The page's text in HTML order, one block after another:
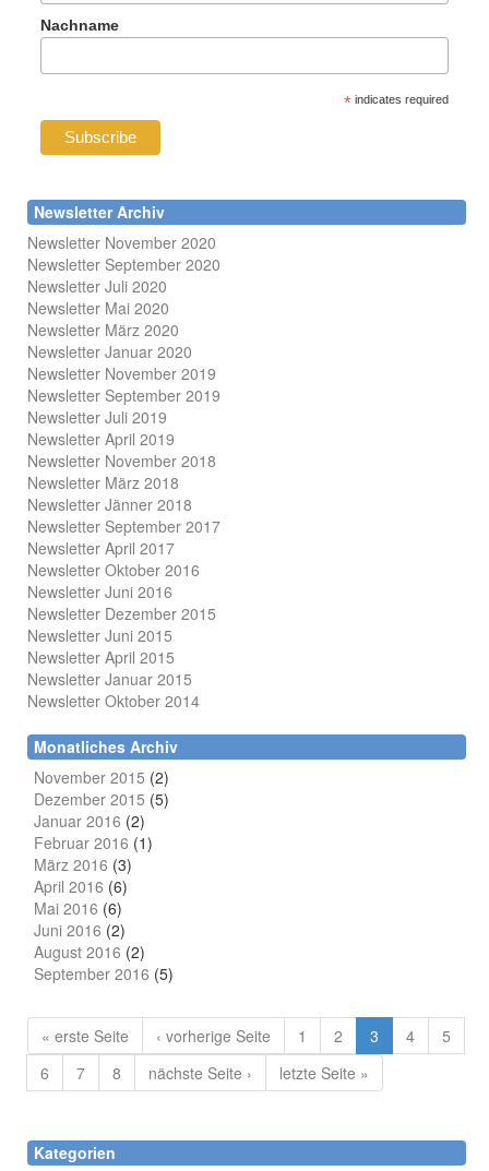
Nachname
* indicates required
Newsletter Archiv
Newsletter November 2020
Newsletter September 2020
Newsletter Juli 2020
Newsletter Mai 2020
Newsletter März 2020
Newsletter Januar 2020
Newsletter November 2019
Newsletter September 2019
Newsletter Juli 2019
Newsletter April 2019
Newsletter November 2018
Newsletter März 2018
Newsletter Jänner 2018
Newsletter September 2017
Newsletter April 2017
Newsletter Oktober 2016
Newsletter Juni 2016
Newsletter Dezember 2015
Newsletter Juni 2015
Newsletter April 2015
Newsletter Januar 2015
Newsletter Oktober 2014
Monatliches Archiv
November 2015 (2)
Dezember 2015 (5)
Januar 2016 (2)
Februar 2016 (1)
März 2016 (3)
April 2016 (6)
Mai 2016 (6)
Juni 2016 (2)
August 2016 (2)
September 2016 (5)
« erste Seite ‹ vorherige Seite 1 2 3 4
5
6
7 8 nächste Seite › letzte Seite »
Kategorien